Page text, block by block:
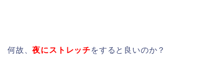
何故、夜にストレッチをすると良いのか？